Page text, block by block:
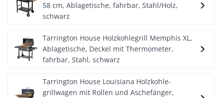
58 cm, Ablagetische, fahrbar, Stahl/Holz,
schwarz
Tarrington House Holzkohlegrill Memphis XL,
Ablagetische, Deckel mit Thermometer,
fahrbar, Stahl, schwarz
Tarrington House Louisiana Holzkohle-
grillwagen mit Rollen und Aschefänger,